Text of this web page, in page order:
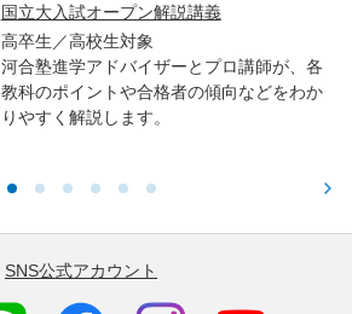
国立大入試オープン解説講義
高卒生／高校生対象
河合塾進学アドバイザーとプロ講師が、各
教科のポイントや合格者の傾向などをわか
りやすく解説します。
SNS公式アカウント